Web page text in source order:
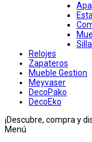
Relojes
Zapateros
Mueble Gestion
Meyvaser
DecoPako
DecoEko
¡Descubre, compra y
Menú